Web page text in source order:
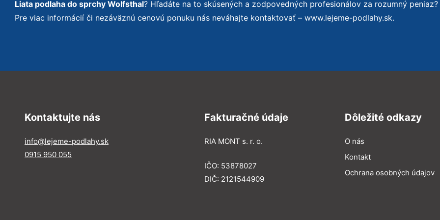
Liata podlaha do sprchy Wolfsthal? Hľadáte na to skúsených a zodpovedných profesionálov za rozumný peniaz?
Pre viac informácií či nezáväznú cenovú ponuku nás neváhajte kontaktovať – www.lejeme-podlahy.sk.
Kontaktujte nás
info@lejeme-podlahy.sk
0915 950 055
Fakturačné údaje
RIA MONT s. r. o.
IČO: 53878027
DIČ: 2121544909
Dôležité odkazy
O nás
Kontakt
Ochrana osobných údajov